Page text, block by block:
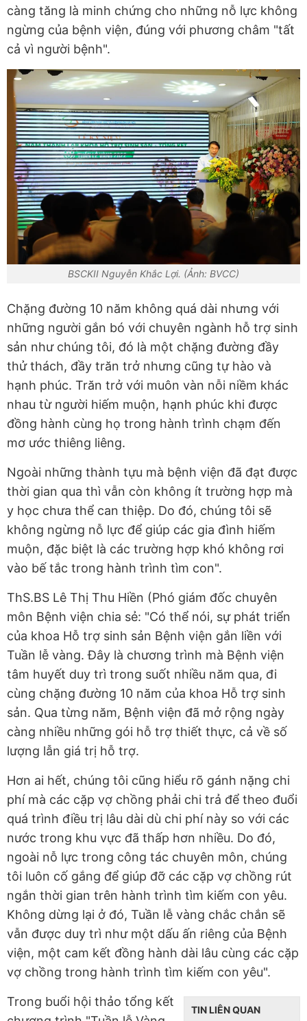
càng tăng là minh chứng cho những nỗ lực không
ngừng của bệnh viện, đúng với phương châm "tất
cả vì người bệnh".
BSCKII Nguyễn Khắc Lợi. (Ảnh: BVCC)
Chặng đường 10 năm không quá dài nhưng với
những người gắn bó với chuyên ngành hỗ trợ sinh
sản như chúng tôi, đó là một chặng đường đầy
thử thách, đầy trăn trở nhưng cũng tự hào và
hạnh phúc. Trăn trở với muôn vàn nỗi niềm khác
nhau từ người hiếm muộn, hạnh phúc khi được
đồng hành cùng họ trong hành trình chạm đến
mơ ước thiêng liêng.
Ngoài những thành tựu mà bệnh viện đã đạt được
thời gian qua thì vẫn còn không ít trường hợp mà
y học chưa thể can thiệp. Do đó, chúng tôi sẽ
không ngừng nỗ lực để giúp các gia đình hiếm
muộn, đặc biệt là các trường hợp khó không rơi
vào bế tắc trong hành trình tìm con".
ThS.BS Lê Thị Thu Hiền (Phó giám đốc chuyên
môn Bệnh viện chia sẻ: "Có thể nói, sự phát triển
của khoa Hỗ trợ sinh sản Bệnh viện gắn liền với
Tuần lễ vàng. Đây là chương trình mà Bệnh viện
tâm huyết duy trì trong suốt nhiều năm qua, đi
cùng chặng đường 10 năm của khoa Hỗ trợ sinh
sản. Qua từng năm, Bệnh viện đã mở rộng ngày
càng nhiều những gói hỗ trợ thiết thực, cả về số
lượng lẫn giá trị hỗ trợ.
Hơn ai hết, chúng tôi cũng hiểu rõ gánh nặng chi
phí mà các cặp vợ chồng phải chi trả để theo đuổi
quá trình điều trị lâu dài dù chi phí này so với các
nước trong khu vực đã thấp hơn nhiều. Do đó,
ngoài nỗ lực trong công tác chuyên môn, chúng
tôi luôn cố gắng để giúp đỡ các cặp vợ chồng rút
ngắn thời gian trên hành trình tìm kiếm con yêu.
Không dừng lại ở đó, Tuần lễ vàng chắc chắn sẽ
vẫn được duy trì như một dấu ấn riêng của Bệnh
viện, một cam kết đồng hành dài lâu cùng các cặp
vợ chồng trong hành trình tìm kiếm con yêu".
TIN LIÊN QUAN
Trong buổi hội thảo tổng kết